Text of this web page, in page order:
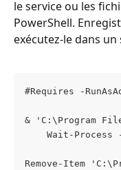
le service ou les
PowerShell.
exécutez-le dans
#Requires -
& 'C:\Program
Wait-Process
Remove-Item